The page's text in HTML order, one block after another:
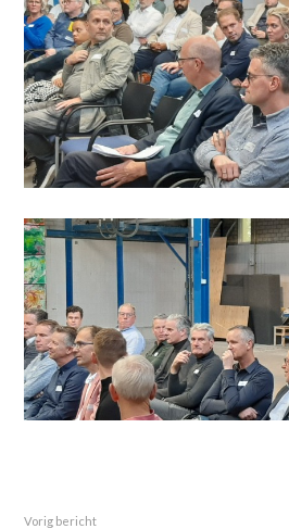
Vorig bericht